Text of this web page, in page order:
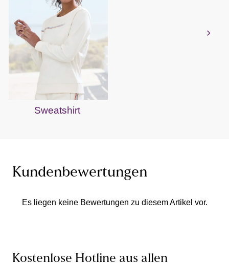
Sweatshirt
Kundenbewertungen
Es liegen keine Bewertungen zu diesem Artikel vor.
Kostenlose Hotline aus allen